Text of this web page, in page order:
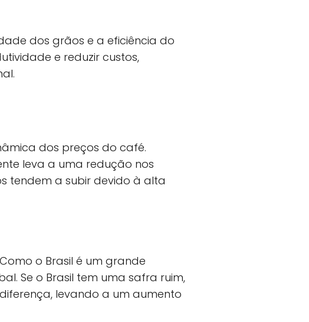
dos grãos e a eficiência do
e reduzir custos,
dos preços do café.
leva a uma redução nos
tendem a subir devido à alta
o Brasil é um grande
Se o Brasil tem uma safra ruim,
levando a um aumento